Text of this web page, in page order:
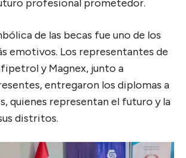
profesional prometedor.
de las becas fue uno de los
emotivos. Los representantes de
y Magnex, junto a
entregaron los diplomas a
quienes representan el futuro y la
distritos.